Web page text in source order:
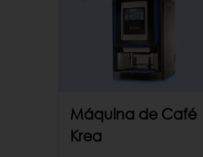
Máquina de Café
Krea